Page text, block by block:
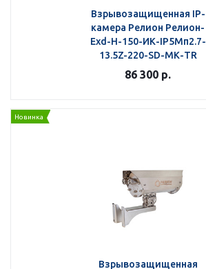
Взрывозащищенная IP-
камера Релион Релион-
Exd-Н-150-ИК-IP5Мп2.7-
13.5Z-220-SD-МК-TR
86 300 р.
Новинка
Взрывозащищенная